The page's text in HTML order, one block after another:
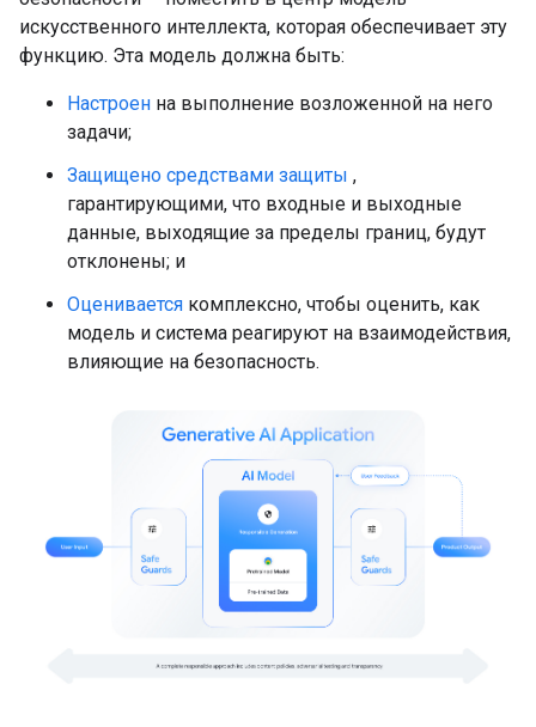
искусственного интеллекта, которая обеспечивает эту
функцию. Эта модель должна быть:
Настроен на выполнение возложенной на него
задачи;
Защищено средствами защиты ,
гарантирующими, что входные и выходные
данные, выходящие за пределы границ, будут
отклонены; и
Оценивается комплексно, чтобы оценить, как
модель и система реагируют на взаимодействия,
влияющие на безопасность.